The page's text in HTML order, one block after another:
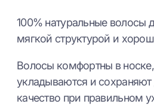
100% натуральные волосы
мягкой структурой и
Волосы комфортны в носке,
укладываются и сохраняют
качество при правильном